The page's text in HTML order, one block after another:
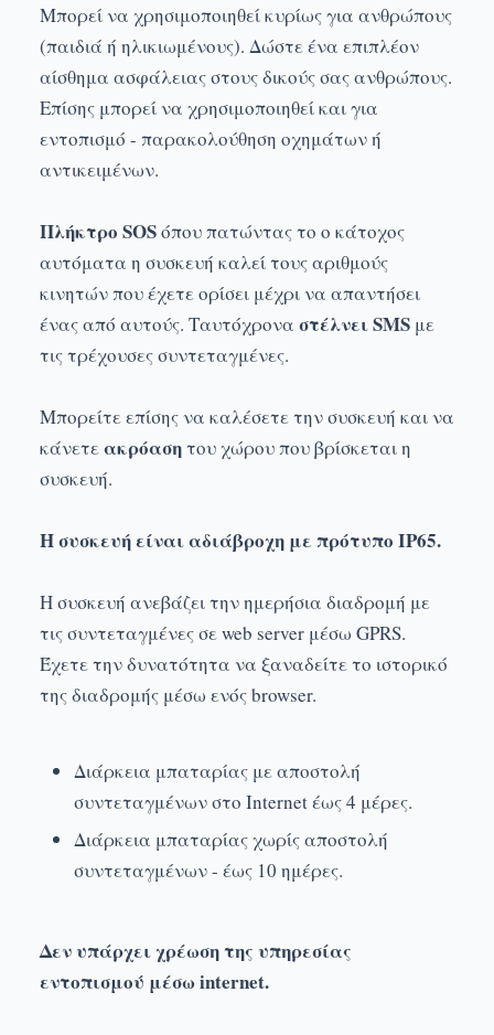
Μπορεί να χρησιμοποιηθεί κυρίως για ανθρώπους
(παιδιά ή ηλικιωμένους). Δώστε ένα επιπλέον
αίσθημα ασφάλειας στους δικούς σας ανθρώπους.
Επίσης μπορεί να χρησιμοποιηθεί και για
εντοπισμό - παρακολούθηση οχημάτων ή
αντικειμένων.
Πλήκτρο SOSόπου πατώντας το ο κάτοχος
αυτόματα η συσκευή καλεί τους αριθμούς
κινητών που έχετε ορίσει μέχρι να απαντήσει
ένας από αυτούς. Ταυτόχρονα στέλνει SMS με
τις τρέχουσες συντεταγμένες.
Μπορείτε επίσης να καλέσετε την συσκευή και να
κάνετεακρόασητου χώρου που βρίσκεται η
συσκευή.
Η συσκευή είναι αδιάβροχη με πρότυπο IP65.
Η συσκευή ανεβάζει την ημερήσια διαδρομή με
τις συντεταγμένες σε web server μέσω GPRS.
Έχετε την δυνατότητα να ξαναδείτε το ιστορικό
της διαδρομής μέσω ενός browser.
Διάρκεια μπαταρίας με αποστολή
συντεταγμένων στο Internet έως 4 μέρες.
Διάρκεια μπαταρίας χωρίς αποστολή
συντεταγμένων - έως 10 ημέρες.
Δεν υπάρχει χρέωση της υπηρεσίας
εντοπισμού μέσω internet.